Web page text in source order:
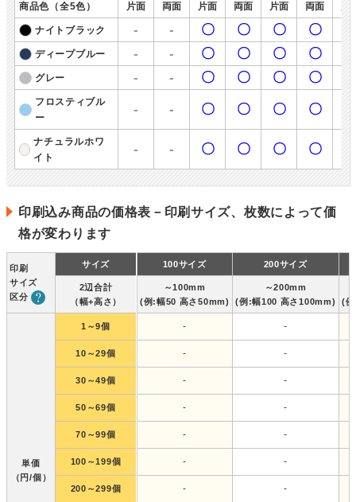
商品色（全5色） 片面 両面 片面 両面 片面 両面
ナイトブラック - - 〇 〇 〇 〇
ディープブルー - - 〇 〇 〇 〇
グレー - - 〇 〇 〇 〇
フロスティブル
ー
- - 〇 〇 〇 〇
ナチュラルホワ
イト
- - 〇 〇 〇 〇
印刷込み商品の価格表－印刷サイズ、枚数によって価
格が変わります
印刷
サイズ
区分
サイズ
2辺合計
（幅+高さ）
単価
（円/個）
1～9個
10～29個
30～49個
50～69個
70～99個
100～199個
200～299個
100サイズ 200サイズ
～100mm
(例:幅50 高さ50mm)
～200mm
(例:幅100 高さ100mm)
(
- -
- -
- -
- -
- -
- -
- -